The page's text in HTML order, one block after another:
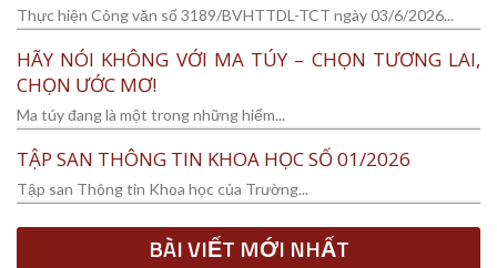
Thực hiện Công văn số 3189/BVHTTDL-TCT ngày 03/6/2026...
HÃY NÓI KHÔNG VỚI MA TÚY – CHỌN TƯƠNG LAI,
CHỌN ƯỚC MƠ!
Ma túy đang là một trong những hiểm...
TẬP SAN THÔNG TIN KHOA HỌC SỐ 01/2026
Tập san Thông tin Khoa học của Trường...
BÀI VIẾT MỚI NHẤT